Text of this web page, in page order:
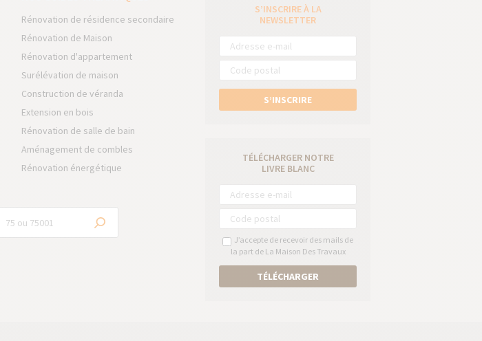
Rénovation de résidence secondaire
Rénovation de Maison
Rénovation d'appartement
Surélévation de maison
Construction de véranda
Extension en bois
Rénovation de salle de bain
Aménagement de combles
Rénovation énergétique
S’INSCRIRE À LA
NEWSLETTER
S’INSCRIRE
TÉLÉCHARGER NOTRE
LIVRE BLANC
J’accepte de recevoir des mails de
la part de La Maison Des Travaux
TÉLÉCHARGER